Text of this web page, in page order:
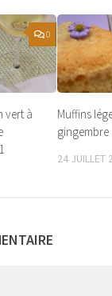
0
vert à
Muffins
gingembre
24 JUILLET